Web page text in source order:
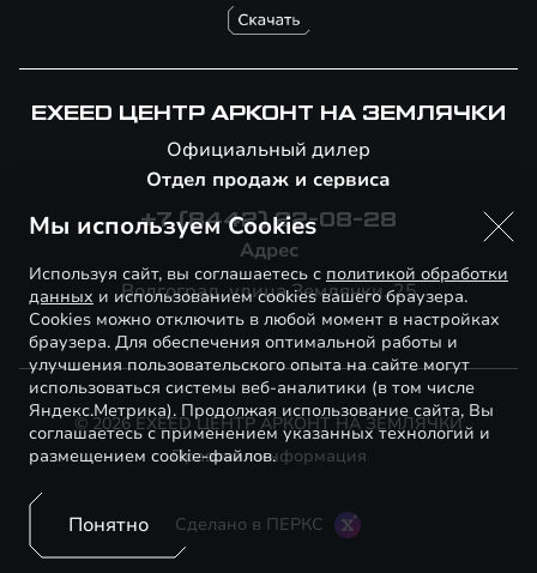
EXEED ЦЕНТР АРКОНТ НА ЗЕМЛЯЧКИ
Официальный дилер
Отдел продаж и сервиса
+7 (8442) 22-08-28
Адрес
Волгоград, улица Землячки, 25
© 2026 EXEED ЦЕНТР АРКОНТ НА ЗЕМЛЯЧКИ
Правовая информация
Сделано в ПЕРКС
Мы используем Cookies
Используя сайт, вы соглашаетесь с политикой обработки
данных и использованием cookies вашего браузера.
Cookies можно отключить в любой момент в настройках
браузера. Для обеспечения оптимальной работы и
улучшения пользовательского опыта на сайте могут
использоваться системы веб-аналитики (в том числе
Яндекс.Метрика). Продолжая использование сайта, Вы
соглашаетесь с применением указанных технологий и
размещением cookie-файлов.
Понятно